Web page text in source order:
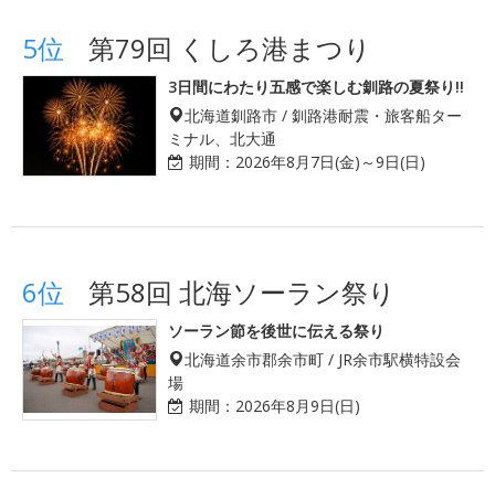
5位 第79回 くしろ港まつり
3日間にわたり五感で楽しむ釧路の夏祭り!!
北海道釧路市 / 釧路港耐震・旅客船ター
ミナル、北大通
期間： 2026年8月7日(金)～9日(日)
6位 第58回 北海ソーラン祭り
ソーラン節を後世に伝える祭り
北海道余市郡余市町 / JR余市駅横特設会
場
期間： 2026年8月9日(日)